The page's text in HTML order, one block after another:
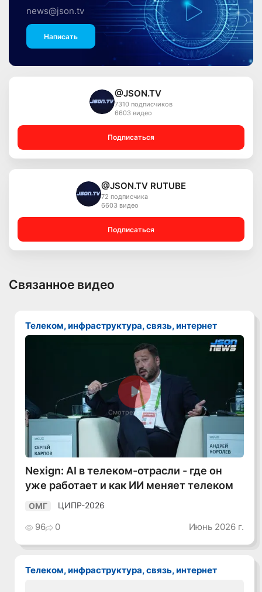
news@json.tv
Написать
@JSON.TV
7310 подписчиков
6603 видео
Подписаться
@JSON.TV RUTUBE
72 подписчика
6603 видео
Подписаться
Связанное видео
Телеком, инфраструктура, связь, интернет
Смотреть видео
Nexign: AI в телеком-отрасли - где он
уже работает и как ИИ меняет телеком
ОМГ ЦИПР-2026
96 0 Июнь 2026 г.
Телеком, инфраструктура, связь, интернет